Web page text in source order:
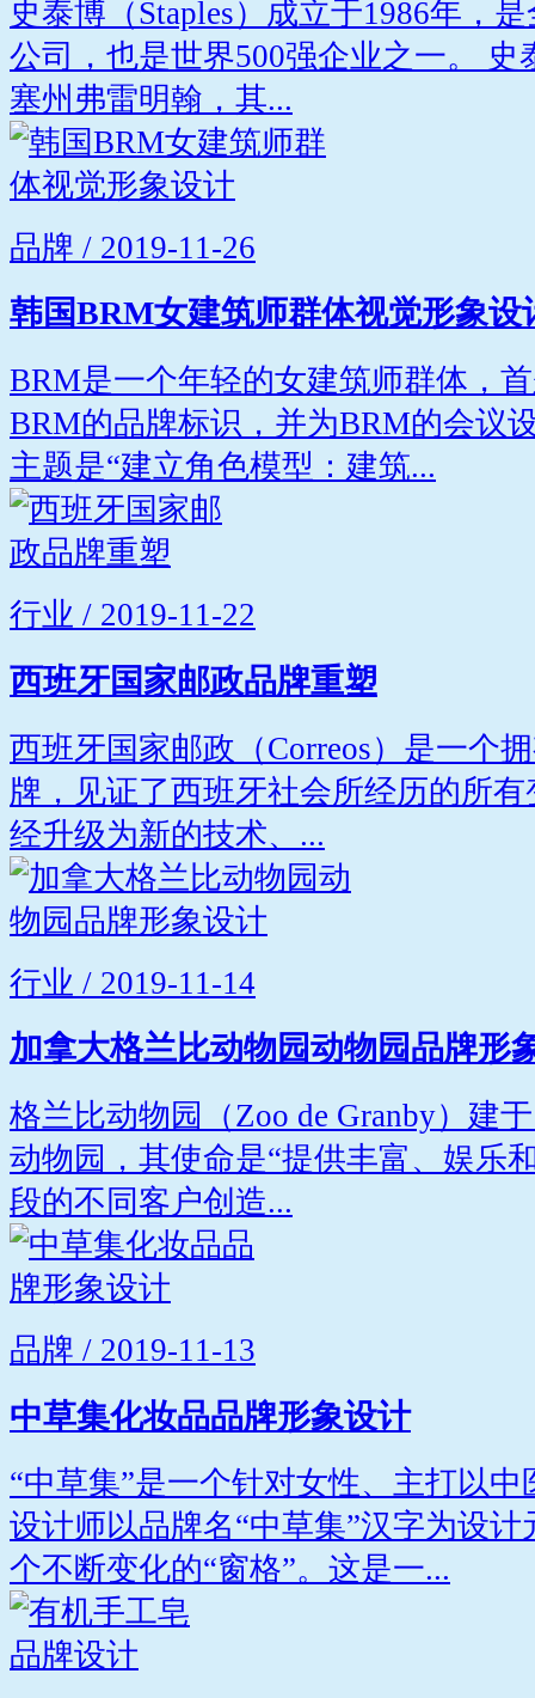
史泰博（Staples）成立于1986年，
公司，也是世界500强企业之一。
塞州弗雷明翰，其...
品牌 / 2019-11-26
韩国BRM女建筑师群体视觉形象设
BRM是一个年轻的女建筑师群体，
BRM的品牌标识，并为BRM的会议
主题是“建立角色模型：建筑...
行业 / 2019-11-22
西班牙国家邮政品牌重塑
西班牙国家邮政（Correos）是一个
牌，见证了西班牙社会所经历的所有
经升级为新的技术、...
行业 / 2019-11-14
加拿大格兰比动物园动物园品牌形
格兰比动物园（Zoo de Granby）建
动物园，其使命是“提供丰富、娱乐
段的不同客户创造...
品牌 / 2019-11-13
中草集化妆品品牌形象设计
“中草集”是一个针对女性、主打以
设计师以品牌名“中草集”汉字为设
个不断变化的“窗格”。这是一...